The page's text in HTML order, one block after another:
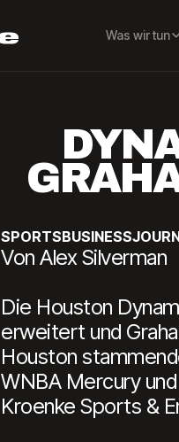
Was wir tun
Von Alex Silverman
Die Houston
erweitert und
Houston
WNBA Mercury
Kroenke Sports &